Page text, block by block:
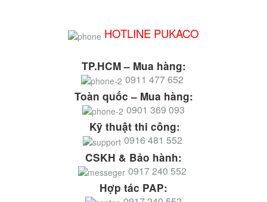
HOTLINE PUKACO
TP.HCM – Mua hàng:
0911 477 652
Toàn quốc – Mua hàng:
0901 369 093
Kỹ thuật thi công:
0916 481 552
CSKH & Bảo hành:
0917 240 552
Hợp tác PAP: